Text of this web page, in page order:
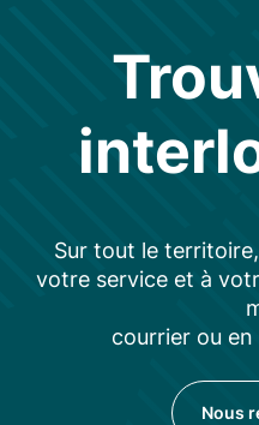
Sur tout le
votre service et à
courrier ou en
Nous